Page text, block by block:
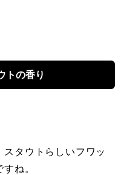
トの香り
タウトらしいフワッ
ね。